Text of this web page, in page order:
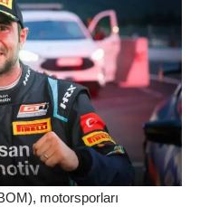
motorsporları